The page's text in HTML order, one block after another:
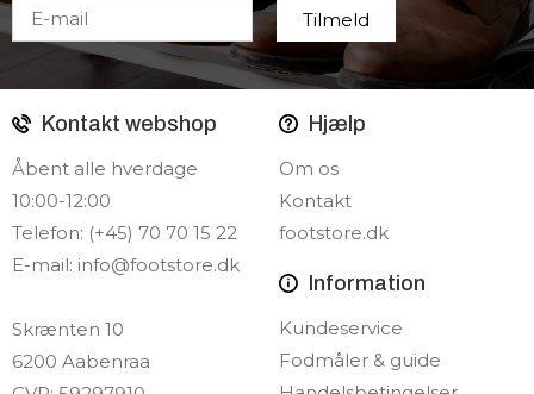
Kontakt webshop
Åbent alle hverdage
10:00-12:00
Telefon: (+45) 70 70 15 22
E-mail: info@footstore.dk
Skrænten 10
6200 Aabenraa
Hjælp
Om os
Kontakt
footstore.dk
Information
Kundeservice
Fodmåler & guide